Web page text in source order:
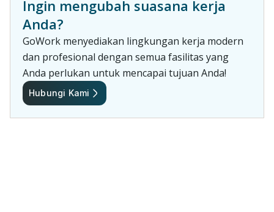
Ingin mengubah suasana kerja
Anda?
GoWork menyediakan lingkungan kerja modern
dan profesional dengan semua fasilitas yang
Anda perlukan untuk mencapai tujuan Anda!
Hubungi Kami